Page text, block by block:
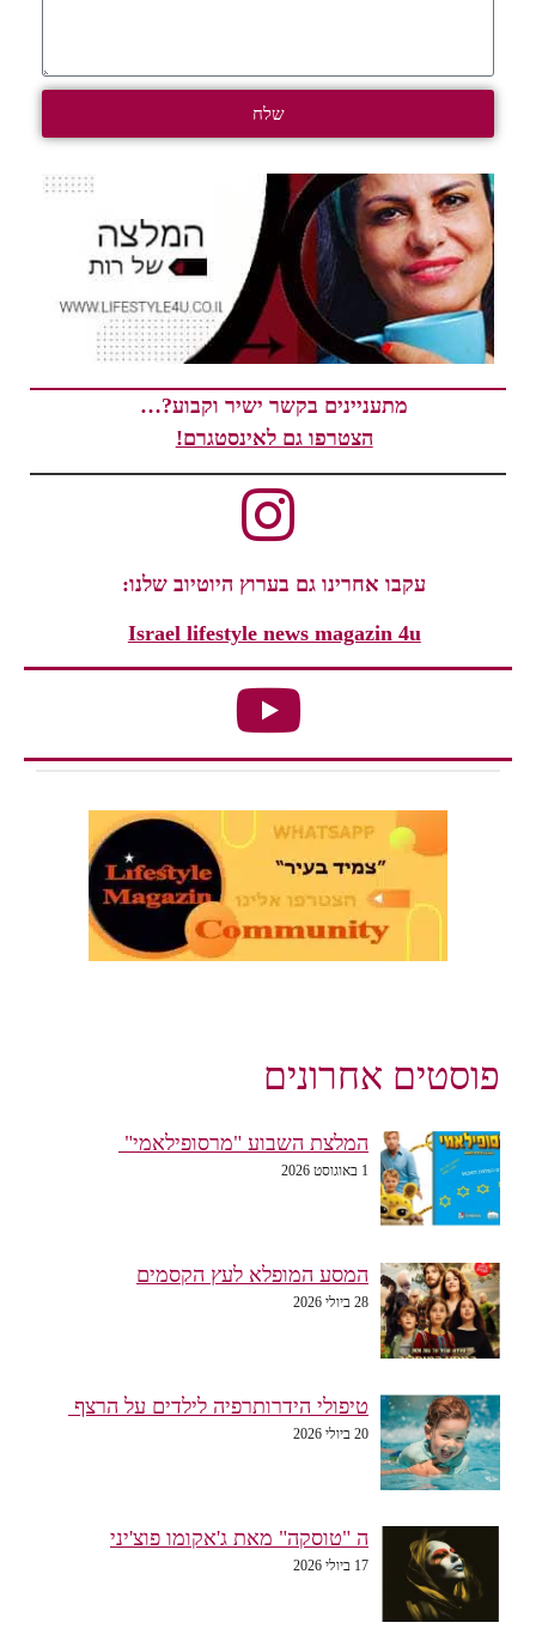
שלח
מתעניינים בקשר ישיר וקבוע?…
הצטרפו גם לאינסטגרם!
עקבו אחרינו גם בערוץ היוטיוב שלנו:
Israel lifestyle news magazin 4u
פוסטים אחרונים
המלצת השבוע "מרסופילאמי"
1 באוגוסט 2026
המסע המופלא לעץ הקסמים
28 ביולי 2026
טיפולי הידרותרפיה לילדים על הרצף
20 ביולי 2026
ה "טוסקה" מאת ג'אקומו פוצ'יני